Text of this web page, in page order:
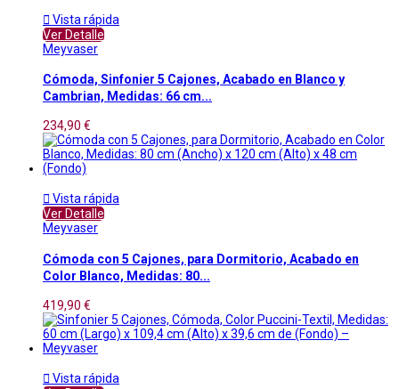
 Vista rápida
Ver Detalle
Meyvaser
Cómoda, Sinfonier 5 Cajones, Acabado en Blanco y
Cambrian, Medidas: 66 cm...
234,90 €
 Vista rápida
Ver Detalle
Meyvaser
Cómoda con 5 Cajones, para Dormitorio, Acabado en
Color Blanco, Medidas: 80...
419,90 €
 Vista rápida